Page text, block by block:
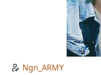
Ngn_ARMY